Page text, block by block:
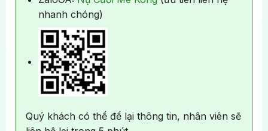
nhanh chóng)
Quý khách có thể để lại thông tin, nhân viên sẽ